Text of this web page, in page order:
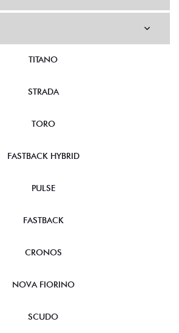
TITANO
STRADA
TORO
FASTBACK HYBRID
PULSE
FASTBACK
CRONOS
NOVA FIORINO
SCUDO